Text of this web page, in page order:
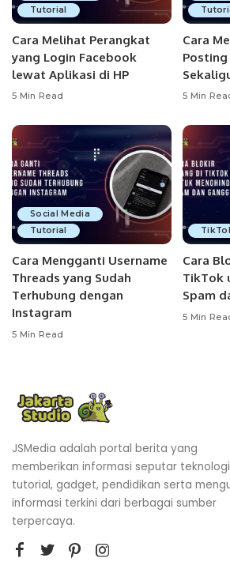
Tutorial
Cara Melihat Perangkat
yang Login Facebook
lewat Aplikasi di HP
5 Min Read
Cara
5 Min
Social Media
Tutorial
Cara Mengganti Username
Threads yang Sudah
Terhubung dengan
Instagram
5 Min Read
Cara
TikTok
Spam
5 Min
JSMedia adalah portal berita yang
memberikan informasi seputar
tutorial, gadget, pendidikan serta
informasi terkini dari berbagai sumber
terpercaya.